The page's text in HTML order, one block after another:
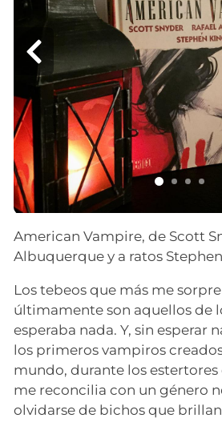
American Vampire, de Scott
Albuquerque y a ratos
Los tebeos que más me
últimamente son aquellos de
esperaba nada. Y, sin esperar
los primeros vampiros
mundo, durante los estertores
me reconcilia con un género
olvidarse de bichos que